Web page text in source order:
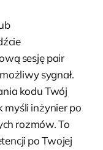
sesję pair
sygnał.
kodu Twój
myśli inżynier po
rozmów. To
po Twojej